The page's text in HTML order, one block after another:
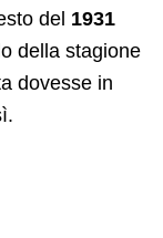
del 1931
della stagione
dovesse in